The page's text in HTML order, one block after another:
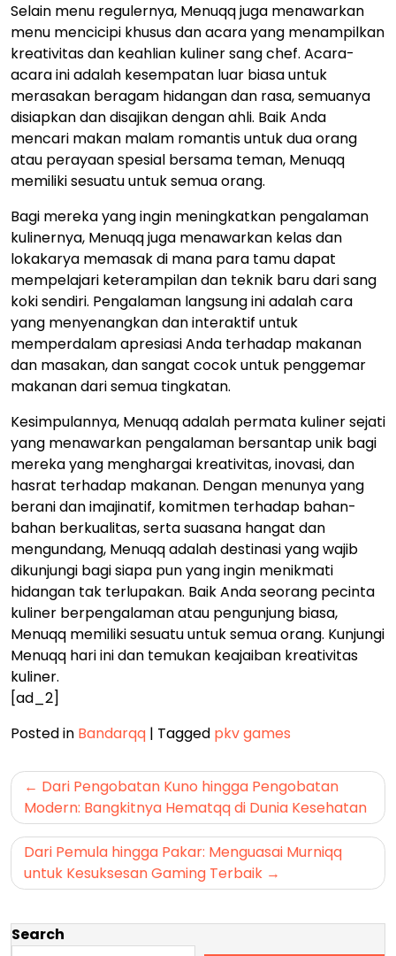
Selain menu regulernya, Menuqq juga menawarkan
menu mencicipi khusus dan acara yang menampilkan
kreativitas dan keahlian kuliner sang chef. Acara-
acara ini adalah kesempatan luar biasa untuk
merasakan beragam hidangan dan rasa, semuanya
disiapkan dan disajikan dengan ahli. Baik Anda
mencari makan malam romantis untuk dua orang
atau perayaan spesial bersama teman, Menuqq
memiliki sesuatu untuk semua orang.
Bagi mereka yang ingin meningkatkan pengalaman
kulinernya, Menuqq juga menawarkan kelas dan
lokakarya memasak di mana para tamu dapat
mempelajari keterampilan dan teknik baru dari sang
koki sendiri. Pengalaman langsung ini adalah cara
yang menyenangkan dan interaktif untuk
memperdalam apresiasi Anda terhadap makanan
dan masakan, dan sangat cocok untuk penggemar
makanan dari semua tingkatan.
Kesimpulannya, Menuqq adalah permata kuliner sejati
yang menawarkan pengalaman bersantap unik bagi
mereka yang menghargai kreativitas, inovasi, dan
hasrat terhadap makanan. Dengan menunya yang
berani dan imajinatif, komitmen terhadap bahan-
bahan berkualitas, serta suasana hangat dan
mengundang, Menuqq adalah destinasi yang wajib
dikunjungi bagi siapa pun yang ingin menikmati
hidangan tak terlupakan. Baik Anda seorang pecinta
kuliner berpengalaman atau pengunjung biasa,
Menuqq memiliki sesuatu untuk semua orang. Kunjungi
Menuqq hari ini dan temukan keajaiban kreativitas
kuliner.
[ad_2]
Posted in Bandarqq | Tagged pkv games
Post
navigation
Dari Pengobatan Kuno hingga Pengobatan
Modern: Bangkitnya Hematqq di Dunia Kesehatan
Dari Pemula hingga Pakar: Menguasai Murniqq
untuk Kesuksesan Gaming Terbaik
Search